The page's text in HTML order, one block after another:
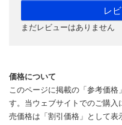
レ
まだレビューはありません
価格について
このページに掲載の「参考価
す。当ウェブサイトでのご購
売価格は「割引価格」として